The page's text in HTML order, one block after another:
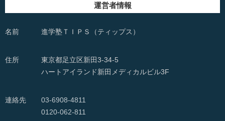
運営者情報
名前 進学塾ＴＩＰＳ（ティップス）
住所
東京都足立区新田3-34-5
ハートアイランド新田メディカルビル3F
連絡先
03-6908-4811
0120-062-811